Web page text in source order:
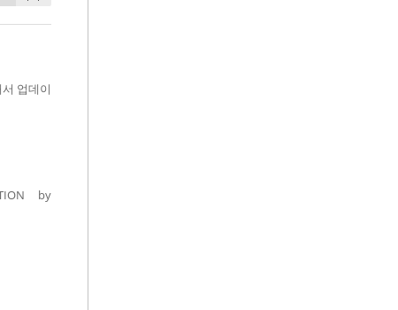
업데이
by